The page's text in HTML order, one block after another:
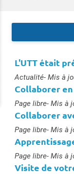
L'UTT était
Type :
Actualité- Mis à
Collaborer en
Type :
Page libre- Mis à
Collaborer
Type :
Page libre- Mis à
Type :
Page libre- Mis à
Visite de